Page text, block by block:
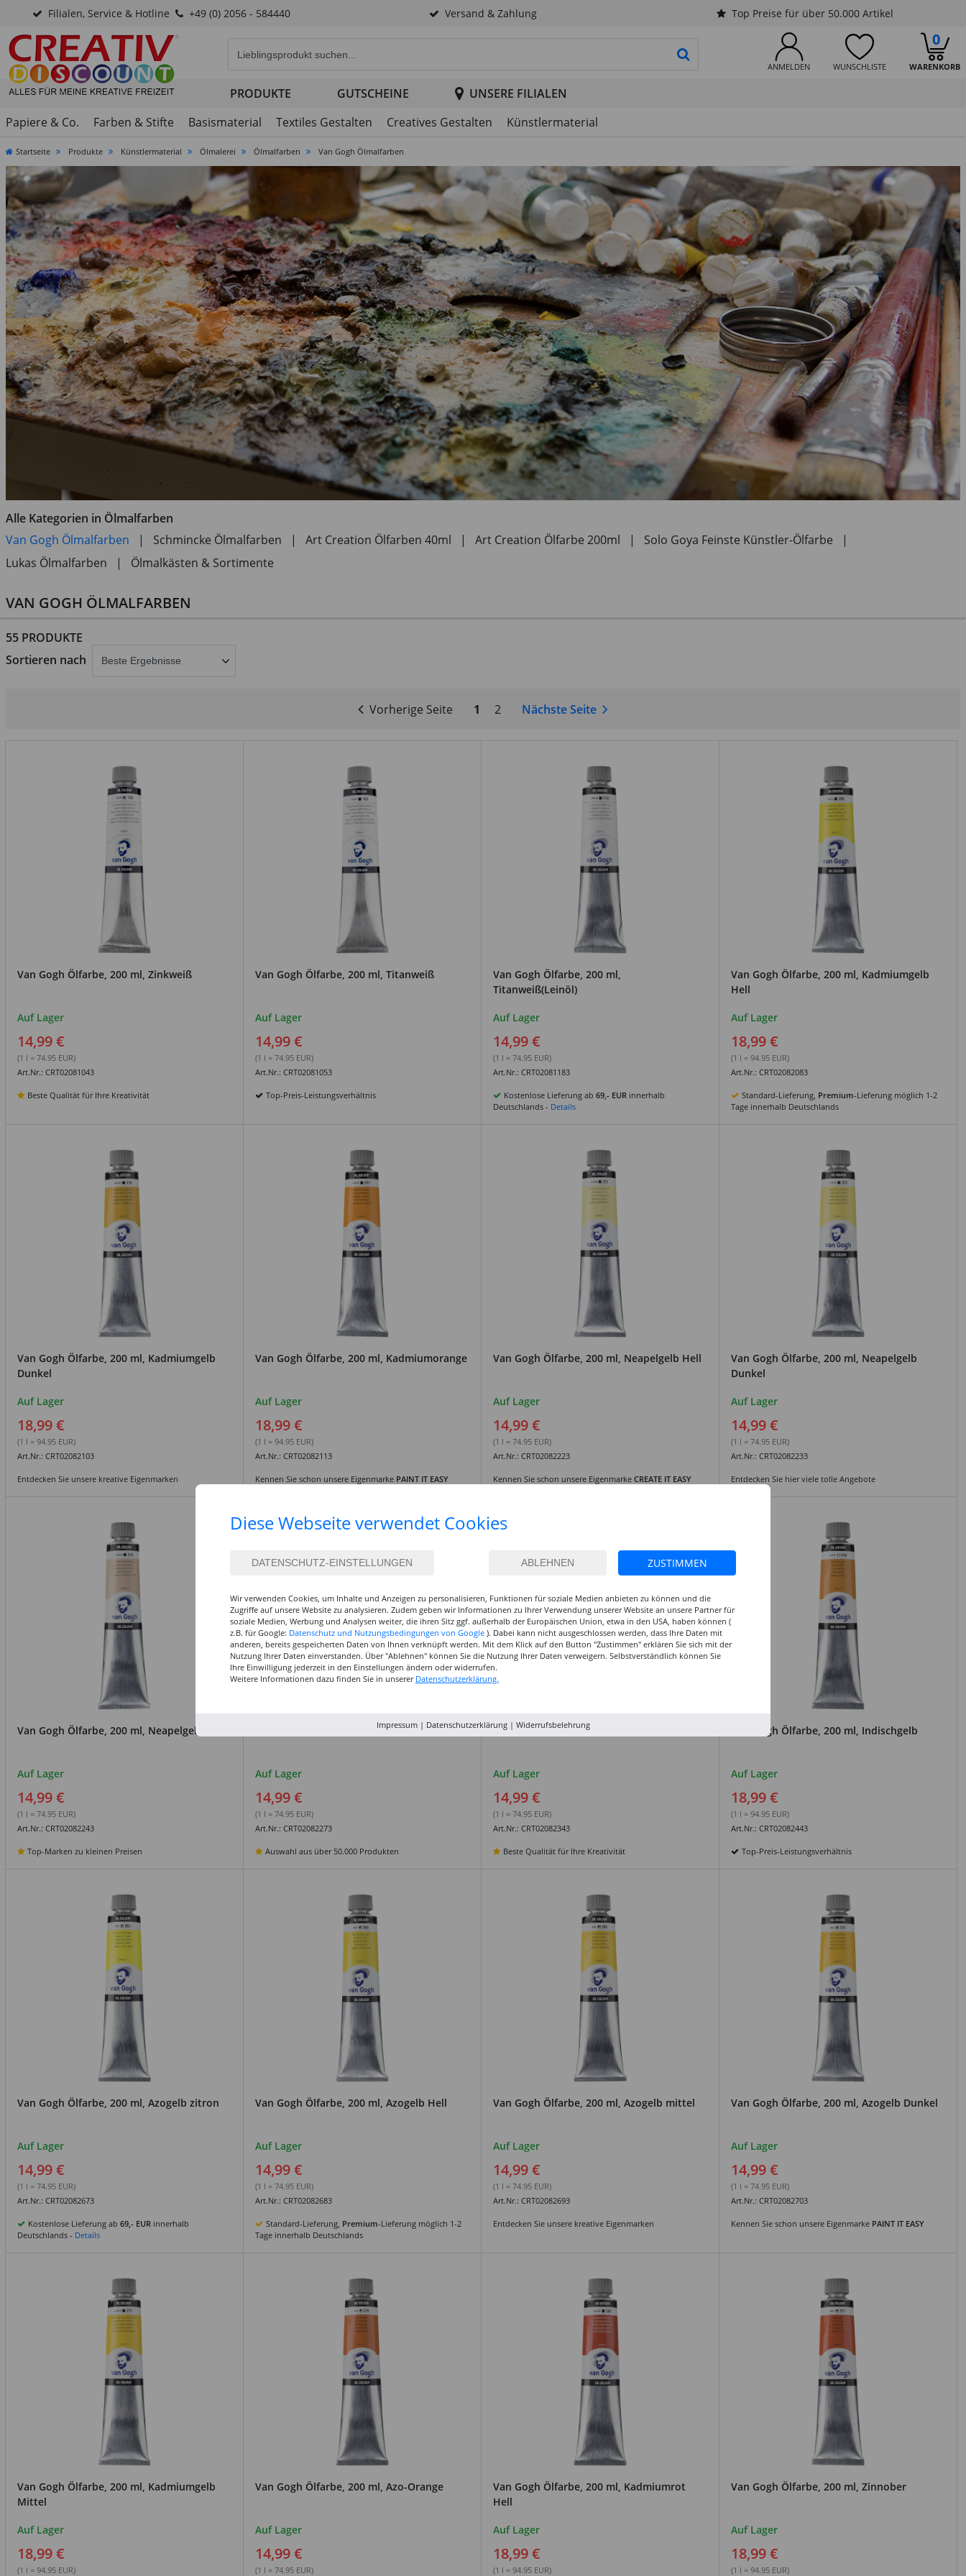
Filialen, Service & Hotline +49 (0) 2056 - 584440 Versand & Zahlung Top Preise für über 50.000 Artikel
ANMELDEN WUNSCHLISTE WARENKORB
0
PRODUKTSUCHE STARTEN
PRODUKTE GUTSCHEINE
UNSERE FILIALEN
Papiere & Co.
Farben & Stifte Basismaterial Textiles Gestalten Creatives Gestalten Künstlermaterial
Startseite Produkte Künstlermaterial Ölmalerei Ölmalfarben Van Gogh Ölmalfarben
Alle Kategorien in Ölmalfarben
Van Gogh Ölmalfarben
| Schmincke Ölmalfarben | Art Creation Ölfarben 40ml | Art Creation Ölfarbe 200ml | Solo Goya Feinste Künstler-Ölfarbe
|
Lukas Ölmalfarben
| Ölmalkästen & Sortimente
VAN GOGH ÖLMALFARBEN
55 PRODUKTE
Sortieren nach
Vorherige Seite 1 2 Nächste Seite
Van Gogh Ölfarbe, 200 ml, Zinkweiß
Auf Lager
14,99 €
(1 l = 74.95 EUR)
Art.Nr.: CRT02081043
Beste Qualität für Ihre Kreativität
Van Gogh Ölfarbe, 200 ml, Titanweiß
Auf Lager
14,99 €
(1 l = 74.95 EUR)
Art.Nr.: CRT02081053
Top-Preis-Leistungsverhältnis
Van Gogh Ölfarbe, 200 ml,
Titanweiß(Leinöl)
Auf Lager
14,99 €
(1 l = 74.95 EUR)
Art.Nr.: CRT02081183
Kostenlose Lieferung ab 69,- EUR innerhalb
Deutschlands - Details
Van Gogh Ölfarbe, 200 ml, Kadmiumgelb
Hell
Auf Lager
18,99 €
(1 l = 94.95 EUR)
Art.Nr.: CRT02082083
Standard-Lieferung, Premium-Lieferung möglich 1-2
Tage innerhalb Deutschlands
Van Gogh Ölfarbe, 200 ml, Kadmiumgelb
Dunkel
Auf Lager
18,99 €
(1 l = 94.95 EUR)
Art.Nr.: CRT02082103
Entdecken Sie unsere kreative Eigenmarken
Van Gogh Ölfarbe, 200 ml, Kadmiumorange
Auf Lager
18,99 €
(1 l = 94.95 EUR)
Art.Nr.: CRT02082113
Kennen Sie schon unsere Eigenmarke PAINT IT EASY
Van Gogh Ölfarbe, 200 ml, Neapelgelb Hell
Auf Lager
14,99 €
(1 l = 74.95 EUR)
Art.Nr.: CRT02082223
Kennen Sie schon unsere Eigenmarke CREATE IT EASY
Van Gogh Ölfarbe, 200 ml, Neapelgelb
Dunkel
Auf Lager
14,99 €
(1 l = 74.95 EUR)
Art.Nr.: CRT02082233
Entdecken Sie hier viele tolle Angebote
Van Gogh Ölfarbe, 200 ml, Neapelgelb rot
Auf Lager
14,99 €
(1 l = 74.95 EUR)
Art.Nr.: CRT02082243
Top-Marken zu kleinen Preisen
Van Gogh Ölfarbe, 200 ml, Gelber Ocker
Auf Lager
14,99 €
(1 l = 74.95 EUR)
Art.Nr.: CRT02082273
Auswahl aus über 50.000 Produkten
Van Gogh Ölfarbe, 200 ml, Siena natur
Auf Lager
14,99 €
(1 l = 74.95 EUR)
Art.Nr.: CRT02082343
Beste Qualität für Ihre Kreativität
Van Gogh Ölfarbe, 200 ml, Indischgelb
Auf Lager
18,99 €
(1 l = 94.95 EUR)
Art.Nr.: CRT02082443
Top-Preis-Leistungsverhältnis
Van Gogh Ölfarbe, 200 ml, Azogelb zitron
Auf Lager
14,99 €
(1 l = 74.95 EUR)
Art.Nr.: CRT02082673
Kostenlose Lieferung ab 69,- EUR innerhalb
Deutschlands - Details
Van Gogh Ölfarbe, 200 ml, Azogelb Hell
Auf Lager
14,99 €
(1 l = 74.95 EUR)
Art.Nr.: CRT02082683
Standard-Lieferung, Premium-Lieferung möglich 1-2
Tage innerhalb Deutschlands
Van Gogh Ölfarbe, 200 ml, Azogelb mittel
Auf Lager
14,99 €
(1 l = 74.95 EUR)
Art.Nr.: CRT02082693
Entdecken Sie unsere kreative Eigenmarken
Van Gogh Ölfarbe, 200 ml, Azogelb Dunkel
Auf Lager
14,99 €
(1 l = 74.95 EUR)
Art.Nr.: CRT02082703
Kennen Sie schon unsere Eigenmarke PAINT IT EASY
Van Gogh Ölfarbe, 200 ml, Kadmiumgelb
Mittel
Auf Lager
18,99 €
(1 l = 94.95 EUR)
Van Gogh Ölfarbe, 200 ml, Azo-Orange
Auf Lager
14,99 €
(1 l = 74.95 EUR)
Van Gogh Ölfarbe, 200 ml, Kadmiumrot
Hell
Auf Lager
18,99 €
(1 l = 94.95 EUR)
Van Gogh Ölfarbe, 200 ml, Zinnober
Auf Lager
18,99 €
(1 l = 94.95 EUR)
Diese Webseite verwendet Cookies
ZUSTIMMEN
Wir verwenden Cookies, um Inhalte und Anzeigen zu personalisieren, Funktionen für soziale Medien anbieten zu können und die
Zugriffe auf unsere Website zu analysieren. Zudem geben wir Informationen zu Ihrer Verwendung unserer Website an unsere Partner für
soziale Medien, Werbung und Analysen weiter, die ihren Sitz ggf. außerhalb der Europäischen Union, etwa in den USA, haben können (
z.B. für Google: Datenschutz und Nutzungsbedingungen von Google ). Dabei kann nicht ausgeschlossen werden, dass Ihre Daten mit
anderen, bereits gespeicherten Daten von Ihnen verknüpft werden. Mit dem Klick auf den Button "Zustimmen" erklären Sie sich mit der
Nutzung Ihrer Daten einverstanden. Über "Ablehnen" können Sie die Nutzung Ihrer Daten verweigern. Selbstverständlich können Sie
Ihre Einwilligung jederzeit in den Einstellungen ändern oder widerrufen.
Weitere Informationen dazu finden Sie in unserer Datenschutzerklärung.
Impressum| Datenschutzerklärung| Widerrufsbelehrung